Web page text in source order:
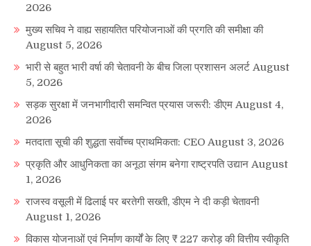
2026
मुख्य सचिव ने वाह्य सहायतित परियोजनाओं की प्रगति की समीक्षा की
August 5, 2026
भारी से बहुत भारी वर्षा की चेतावनी के बीच जिला प्रशासन अलर्ट August
5, 2026
सड़क सुरक्षा में जनभागीदारी समन्वित प्रयास जरूरी: डीएम August 4,
2026
मतदाता सूची की शुद्धता सर्वाेच्च प्राथमिकता: CEO August 3, 2026
प्रकृति और आधुनिकता का अनूठा संगम बनेगा राष्ट्रपति उद्यान August
1, 2026
राजस्व वसूली में ढिलाई पर बरतेगी सख्ती, डीएम ने दी कड़ी चेतावनी
August 1, 2026
विकास योजनाओं एवं निर्माण कार्यों के लिए ₹ 227 करोड़ की वित्तीय स्वीकृति